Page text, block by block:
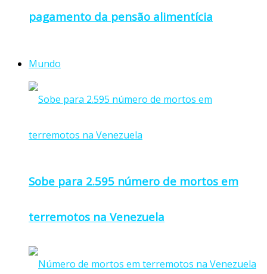
pagamento da pensão alimentícia
Mundo
Sobe para 2.595 número de mortos em
terremotos na Venezuela